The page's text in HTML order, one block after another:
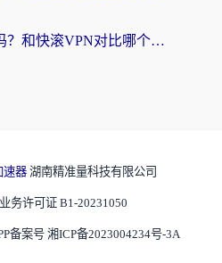
穿梭VPN好用吗？和快滚VPN对比哪个回国效果更好？海外党选回国加速器必看指南
速器 湖南精准量科技有限公司
务许可证 B1-20231050
备案号 湘ICP备2023004234号-3A